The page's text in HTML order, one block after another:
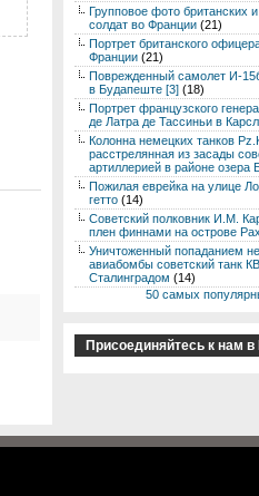
Групповое фото британских
солдат во Франции (21)
Портрет британского
Франции (21)
Поврежденный самолет И-
в Будапеште [3] (18)
Портрет французского
де Латра де Тассиньи в
Колонна немецких танков
расстрелянная из засады
артиллерией в районе озера
Пожилая еврейка на улице
гетто (14)
Советский полковник И.М.
плен финнами на острове
Уничтоженный попаданием
авиабомбы советский танк
Сталинградом (14)
50 самых
Присоединяйтесь к нам в